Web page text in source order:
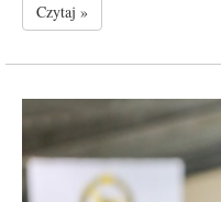
Czytaj »